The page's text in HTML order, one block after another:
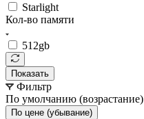
Starlight
Кол-во памяти
512gb
Показать
Фильтр
По умолчанию (возрастание)
По цене (убывание)